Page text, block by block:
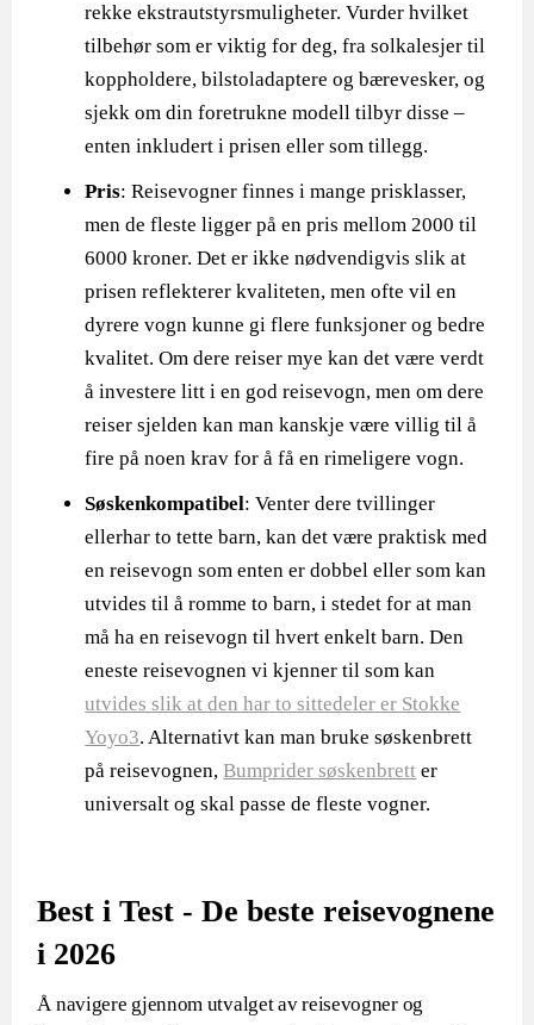
rekke ekstrautstyrsmuligheter. Vurder hvilket
tilbehør som er viktig for deg, fra solkalesjer til
koppholdere, bilstoladaptere og bærevesker, og
sjekk om din foretrukne modell tilbyr disse –
enten inkludert i prisen eller som tillegg.
Pris: Reisevogner finnes i mange prisklasser,
men de fleste ligger på en pris mellom 2000 til
6000 kroner. Det er ikke nødvendigvis slik at
prisen reflekterer kvaliteten, men ofte vil en
dyrere vogn kunne gi flere funksjoner og bedre
kvalitet. Om dere reiser mye kan det være verdt
å investere litt i en god reisevogn, men om dere
reiser sjelden kan man kanskje være villig til å
fire på noen krav for å få en rimeligere vogn.
Søskenkompatibel: Venter dere tvillinger
ellerhar to tette barn, kan det være praktisk med
en reisevogn som enten er dobbel eller som kan
utvides til å romme to barn, i stedet for at man
må ha en reisevogn til hvert enkelt barn. Den
eneste reisevognen vi kjenner til som kan
utvides slik at den har to sittedeler er Stokke
Yoyo3. Alternativt kan man bruke søskenbrett
på reisevognen,Bumprider søskenbrett er
universalt og skal passe de fleste vogner.
Best i Test - De beste reisevognene
i 2026
Å navigere gjennom utvalget av reisevogner og